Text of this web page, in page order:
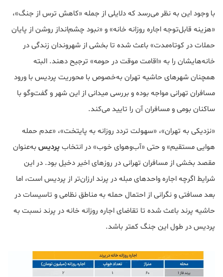
با وجود این به نظر می‌رسد که دلایلی از جمله «کاهش ترس از جنگ»،
«هزینه قابل‌توجه اجاره روزانه خانه» و «نبود چشم‌انداز روشن از پایان
حملات در کوتاه‌مدت» باعث شده تا بخشی از شهروندان زندگی در
خانه‌هایشان را به «اقامت موقت در حومه» ترجیح دهند. البته
همچنان شهرهای حاشیه تهران به‌خصوص با محوریت پردیس با ورود
مسافران تهرانی مواجه بوده و بررسی میدانی از این شهر و گفت‌وگو با
ساکنان بومی و مسافران آن را تایید می‌کند.
«نزدیکی به تهران»، «سهولت تردد روزانه به پایتخت»، «عدم حمله
هوایی مستقیم» و حتی «آب‌وهوای خوب» در انتخاب پردیسبه‌عنوان
مقصد بخشی از مسافران تهرانی در روزهای اخیر دخیل بود. در این
شرایط اگرچه اجاره واحدهای مبله در پرند ارزان‌تر از پردیس است، اما
بعد مسافتی و نگرانی از احتمال حمله به مناطق نظامی و تاسیسات در
حاشیه پرند باعث شده تا تقاضای اجاره روزانه خانه در پرند نسبت به
پردیس در طول این جنگ کمتر باشد.